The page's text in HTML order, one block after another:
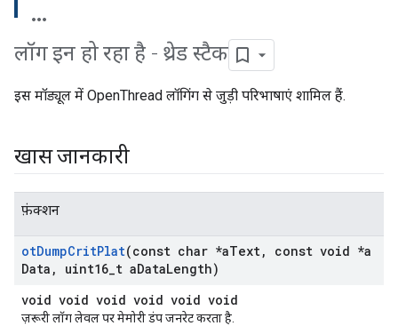
लॉग इन हो रहा है - थ्रेड स्टैक
इस मॉड्यूल में OpenThread लॉगिंग से जुड़ी परिभाषाएं शामिल हैं.
खास जानकारी
फ़ंक्शन
otDumpCritPlat(const char *aText,
const void *a
Data , uint16 t aDataLength)
void void void void void void
ज़रूरी लॉग लेवल पर मेमोरी डंप जनरेट करता है.